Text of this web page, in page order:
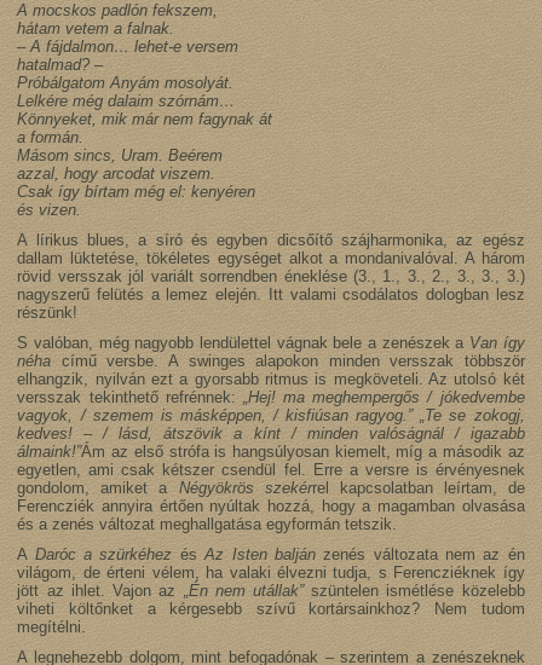
A mocskos padlón fekszem,
hátam vetem a falnak.
– A fájdalmon… lehet-e versem
hatalmad? –
Próbálgatom Anyám mosolyát.
Lelkére még dalaim szórnám…
Könnyeket, mik már nem fagynak át
a formán.
Másom sincs, Uram. Beérem
azzal, hogy arcodat viszem.
Csak így bírtam még el: kenyéren
és vizen.
A lírikus blues, a síró és egyben dicsőítő szájharmonika, az egész
dallam lüktetése, tökéletes egységet alkot a mondanivalóval. A három
rövid versszak jól variált sorrendben éneklése (3., 1., 3., 2., 3., 3., 3.)
nagyszerű felütés a lemez elején. Itt valami csodálatos dologban lesz
részünk!
S valóban, még nagyobb lendülettel vágnak bele a zenészek aVan így
néha című versbe. A swinges alapokon minden versszak többször
elhangzik, nyilván ezt a gyorsabb ritmus is megköveteli. Az utolsó két
versszak tekinthető refrénnek: „Hej! ma meghempergős / jókedvembe
vagyok, / szemem is másképpen, / kisfiúsan ragyog.” „Te se zokogj,
kedves! – / lásd, átszövik a kínt / minden valóságnál / igazabb
álmaink!”Ám az első strófa is hangsúlyosan kiemelt, míg a második az
egyetlen, ami csak kétszer csendül fel. Erre a versre is érvényesnek
gondolom, amiket aNégyökrös szekérrel kapcsolatban leírtam, de
Ferencziék annyira értően nyúltak hozzá, hogy a magamban olvasása
és a zenés változat meghallgatása egyformán tetszik.
A Daróc a szürkéhezésAz Isten baljánzenés változata nem az én
világom, de érteni vélem, ha valaki élvezni tudja, s Ferencziéknek így
jött az ihlet. Vajon az „Én nem utállak”szüntelen ismétlése közelebb
viheti költőnket a kérgesebb szívű kortársainkhoz? Nem tudom
megítélni.
A legnehezebb dolgom, mint befogadónak – szerintem a zenészeknek